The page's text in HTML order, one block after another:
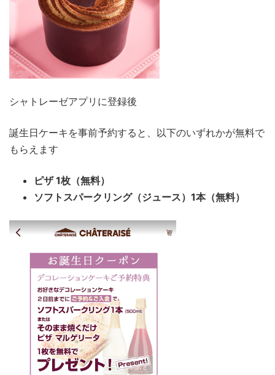
シャトレーゼアプリに登録後
誕生日ケーキを事前予約すると、以下のいずれかが無料で
もらえます
ピザ 1枚（無料）
ソフトスパークリング（ジュース）1本（無料）